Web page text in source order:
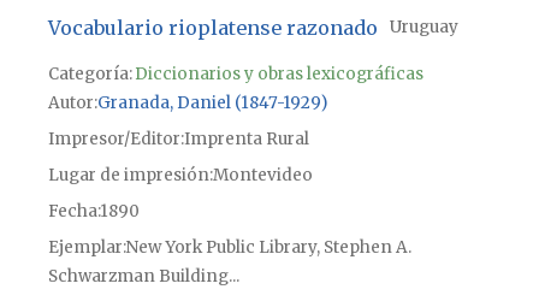
Vocabulario rioplatense razonado Uruguay
Categoría:Diccionarios y obras lexicográficas
Autor Granada, Daniel (1847-1929)
Impresor/Editor Imprenta Rural
Lugar de impresiónMontevideo
Fecha1890
Ejemplar New York Public Library, Stephen A.
Schwarzman Building...